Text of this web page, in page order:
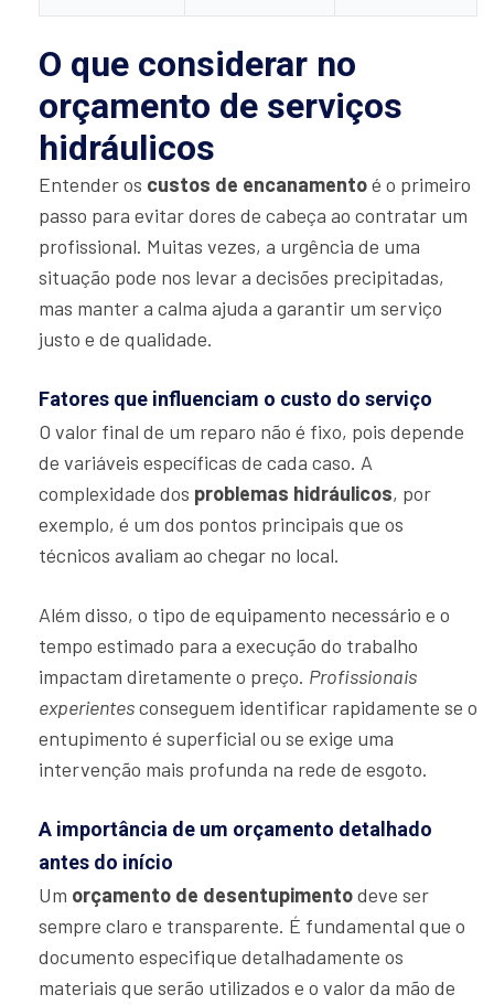
O que considerar no
orçamento de serviços
hidráulicos
Entender os custos de encanamentoé o primeiro
passo para evitar dores de cabeça ao contratar um
profissional. Muitas vezes, a urgência de uma
situação pode nos levar a decisões precipitadas,
mas manter a calma ajuda a garantir um serviço
justo e de qualidade.
Fatores que influenciam o custo do serviço
O valor final de um reparo não é fixo, pois depende
de variáveis específicas de cada caso. A
complexidade dos problemas hidráulicos, por
exemplo, é um dos pontos principais que os
técnicos avaliam ao chegar no local.
Além disso, o tipo de equipamento necessário e o
tempo estimado para a execução do trabalho
impactam diretamente o preço. Profissionais
experientesconseguem identificar rapidamente se o
entupimento é superficial ou se exige uma
intervenção mais profunda na rede de esgoto.
A importância de um orçamento detalhado
antes do início
Um orçamento de desentupimentodeve ser
sempre claro e transparente. É fundamental que o
documento especifique detalhadamente os
materiais que serão utilizados e o valor da mão de